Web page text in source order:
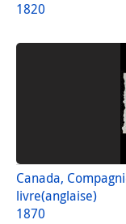
1820
Canada,
livre(anglaise)
1870